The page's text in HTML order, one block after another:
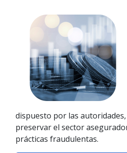
dispuesto por las
preservar el sector
prácticas fraudulentas.